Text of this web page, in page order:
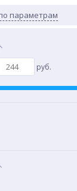
параметрам
руб.